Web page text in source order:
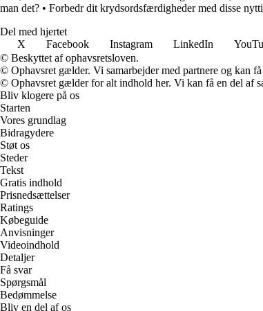
man det? • Forbedr dit krydsordsfærdigheder med disse
Del med hjertet
X
Facebook Instagram LinkedIn
© Beskyttet af ophavsretsloven.
© Ophavsret gælder. Vi samarbejder med partnere og kan
© Ophavsret gælder for alt indhold her. Vi kan få en del af
Bliv klogere på os
Starten
Vores grundlag
Bidragydere
Støt os
Steder
Tekst
Gratis indhold
Prisnedsættelser
Ratings
Købeguide
Anvisninger
Videoindhold
Detaljer
Få svar
Spørgsmål
Bedømmelse
Bliv en del af os